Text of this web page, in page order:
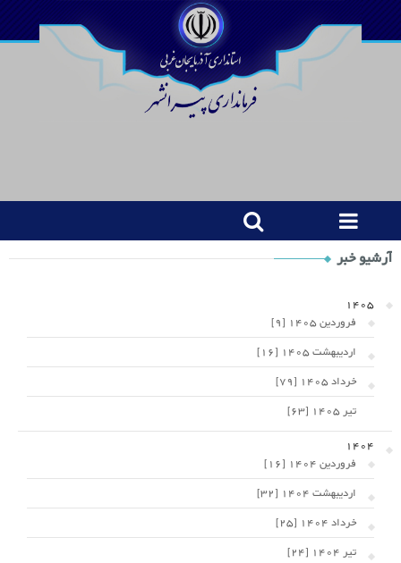
Shop
Category
Widget
آرشیو خبر
1405
فروردین 1405 [9]
اردیبهشت 1405 [16]
خرداد 1405 [79]
تیر 1405 [63]
1404
فروردین 1404 [16]
اردیبهشت 1404 [32]
خرداد 1404 [25]
تیر 1404 [24]